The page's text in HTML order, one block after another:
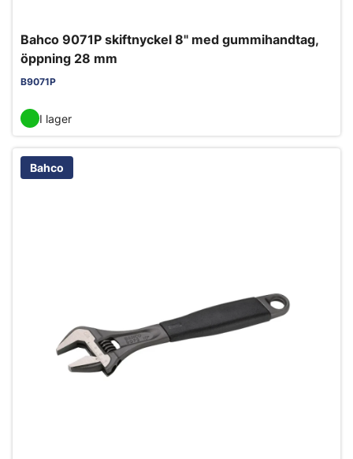
Bahco 9071P skiftnyckel 8" med gummihandtag,
öppning 28 mm
B9071P
I lager
Bahco